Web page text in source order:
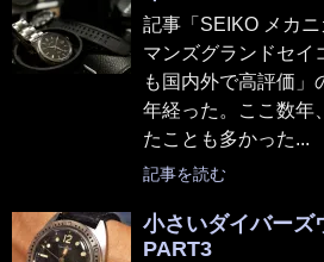
記事「SEIKO メカ
マンズグランドセイ
も国内外で高評価」
年経った。ここ数年
たことも多かった...
記事を読む
小さいダイバー
PART3